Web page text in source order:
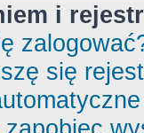
i
się